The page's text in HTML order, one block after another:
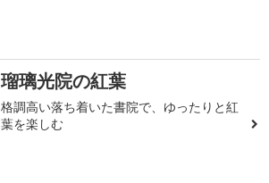
瑠璃光院の紅葉
格調高い落ち着いた書院で、ゆったりと紅
葉を楽しむ